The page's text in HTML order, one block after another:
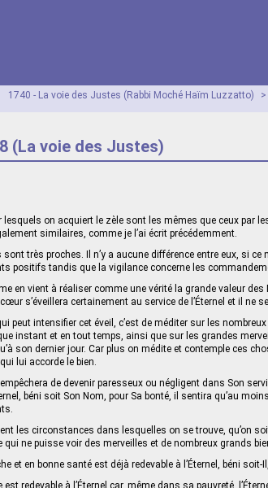
1740 - La voie des Justes (Rabbi Moché Haïm Luzzatto) >
(La voie des Justes)
lesquels on acquiert le zèle sont les mêmes que ceux par
similaires, comme je l’ai écrit précédemment.
très proches. Il n’y a aucune différence entre eux, si ce
positifs tandis que la vigilance concerne les
en vient à réaliser comme une vérité la grande valeur
s’éveillera certainement au service de l’Éternel et il ne
peut intensifier cet éveil, c’est de méditer sur les
instant et en tout temps, ainsi que sur les grandes
son dernier jour. Car plus on médite et contemple ces
lui accorde le bien.
de devenir paresseux ou négligent dans Son
béni soit Son Nom, pour Sa bonté, il sentira qu’au
les circonstances dans lesquelles on se trouve, qu’on
qui ne puisse voir des merveilles et de nombreux grands
et en bonne santé est déjà redevable à l’Éternel, béni
est redevable à l’Éternel car, même dans sa pauvreté,